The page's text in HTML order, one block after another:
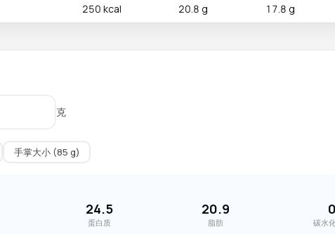
250 kcal 20.8 g 17.8 g
克
手掌大小 (85 g)
24.5
蛋白质
20.9
脂肪
0
碳水